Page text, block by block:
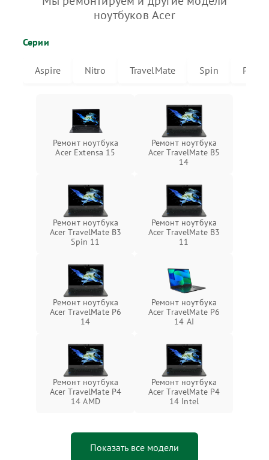
ноутбуков Acer
Серии
Aspire Nitro TravelMate Spin
Ремонт ноутбука
Acer Extensa 15
Ремонт ноутбука
Acer TravelMate B5
14
Ремонт ноутбука
Acer TravelMate B3
Spin 11
Ремонт ноутбука
Acer TravelMate B3
11
Ремонт ноутбука
Acer TravelMate P6
14
Ремонт ноутбука
Acer TravelMate P6
14 AI
Ремонт ноутбука
Acer TravelMate P4
14 AMD
Ремонт ноутбука
Acer TravelMate P4
14 Intel
Показать все модели